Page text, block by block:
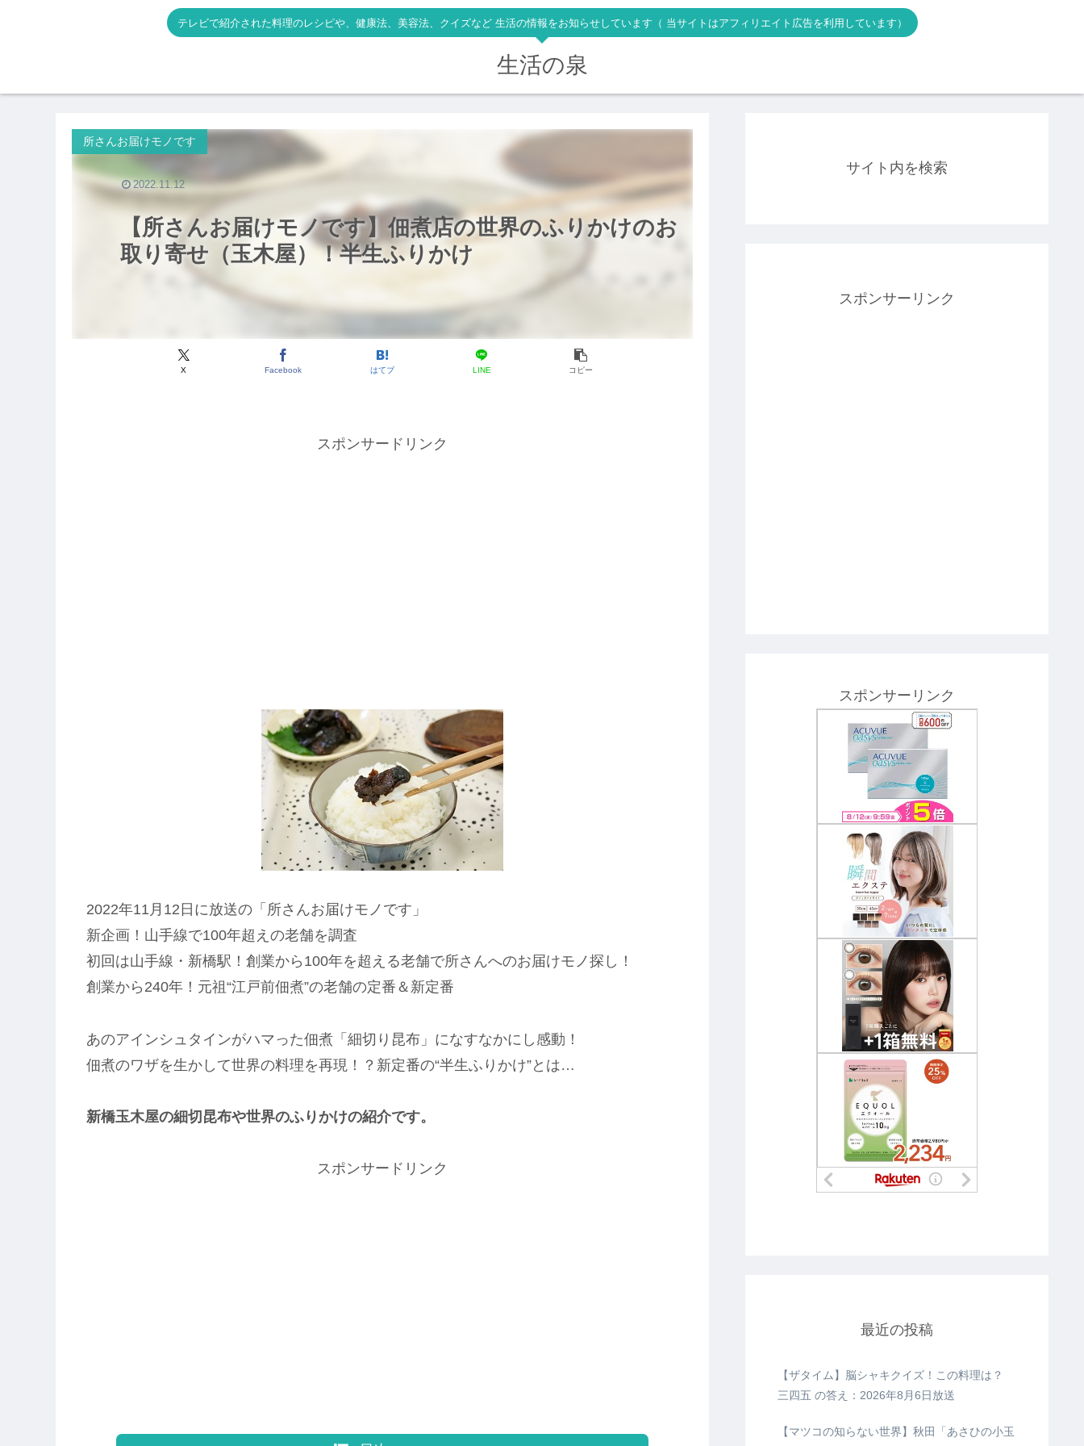
テレビで紹介された料理のレシピや、健康法、美容法、クイズなど 生活の情報をお知らせしています（ 当サイトはアフィリエイト広告を利用しています）
生活の泉
【所さんお届けモノです】佃煮店の世界のふりかけのお
取り寄せ（玉木屋）！半生ふりかけ
所さんお届けモノです
X Facebook はてブ LINE コピー
2022.11.12
スポンサードリンク
2022年11月12日に放送の「所さんお届けモノです」
新企画！山手線で100年超えの老舗を調査
初回は山手線・新橋駅！創業から100年を超える老舗で所さんへのお届けモノ探し！
創業から240年！元祖“江戸前佃煮”の老舗の定番＆新定番
あのアインシュタインがハマった佃煮「細切り昆布」になすなかにし感動！
佃煮のワザを生かして世界の料理を再現！？新定番の“半生ふりかけ”とは…
新橋玉木屋の細切昆布や世界のふりかけの紹介です。
スポンサードリンク
サイト内を検索
スポンサーリンク
スポンサーリンク
最近の投稿
【ザタイム】脳シャキクイズ！この料理は？
三四五 の答え：2026年8月6日放送
【マツコの知らない世界】秋田「あさひの小玉